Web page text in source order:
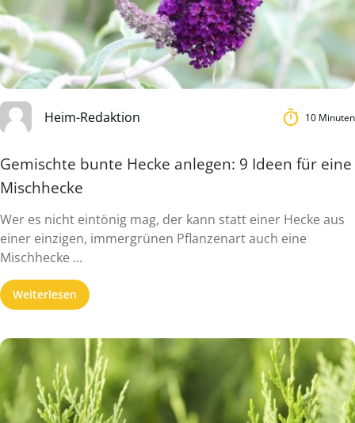
Heim-Redaktion 10 Minuten
Gemischte bunte Hecke anlegen: 9 Ideen für eine
Mischhecke
Wer es nicht eintönig mag, der kann statt einer Hecke aus
einer einzigen, immergrünen Pflanzenart auch eine
Mischhecke ...
Weiterlesen